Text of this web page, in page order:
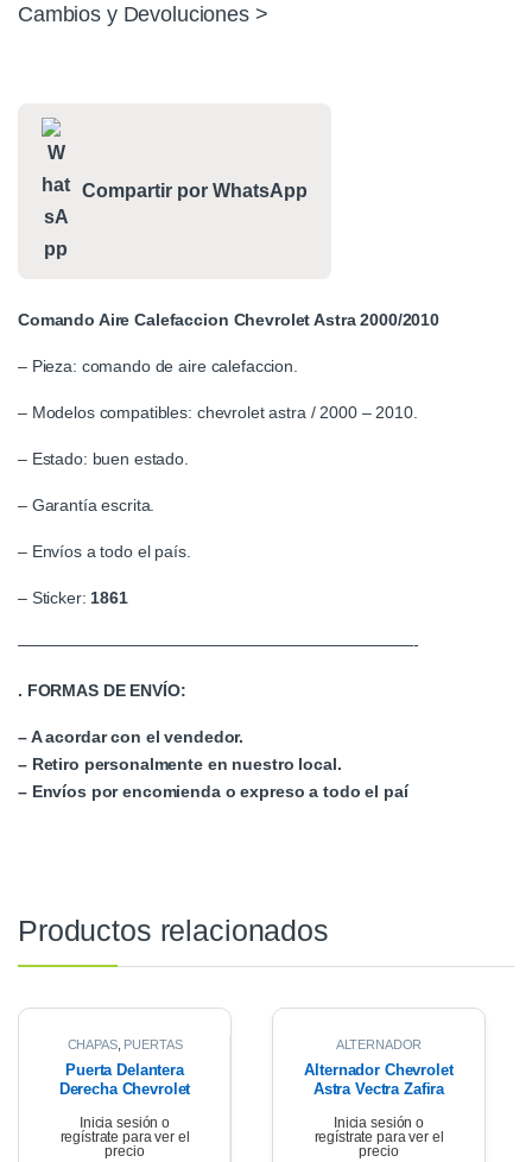
Cambios y Devoluciones >
Compartir por WhatsApp
Comando Aire Calefaccion Chevrolet Astra 2000/2010
– Pieza: comando de aire calefaccion.
– Modelos compatibles: chevrolet astra / 2000 – 2010.
– Estado: buen estado.
– Garantía escrita.
– Envíos a todo el país.
– Sticker: 1861
————————————————————————-
. FORMAS DE ENVÍO:
– A acordar con el vendedor.
– Retiro personalmente en nuestro local.
– Envíos por encomienda o expreso a todo el paí
Productos relacionados
CHAPAS, PUERTAS
Puerta Delantera
Derecha Chevrolet
Inicia sesión o
regístrate para ver el
precio
ALTERNADOR
Alternador Chevrolet
Astra Vectra Zafira
Inicia sesión o
regístrate para ver el
precio